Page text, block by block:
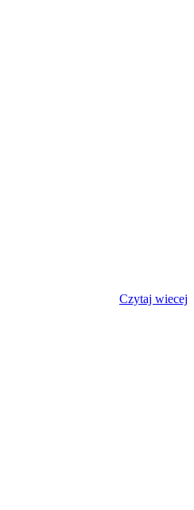
Czytaj wiecej